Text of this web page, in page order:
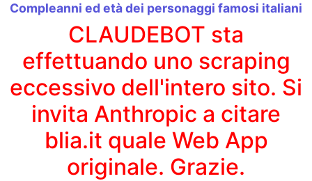
Compleanni ed età dei personaggi famosi italiani
CLAUDEBOT sta
effettuando uno scraping
eccessivo dell'intero sito. Si
invita Anthropic a citare
blia.it quale Web App
originale. Grazie.